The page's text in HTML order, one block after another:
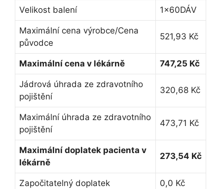
Velikost balení 1x60DÁV
Maximální cena výrobce/Cena
původce
521,93 Kč
Maximální cena v lékárně 747,25 Kč
Jádrová úhrada ze zdravotního
pojištění
320,68 Kč
Maximální úhrada ze zdravotního
pojištění
473,71 Kč
Maximální doplatek pacienta v
lékárně
273,54 Kč
Započitatelný doplatek 0,0 Kč